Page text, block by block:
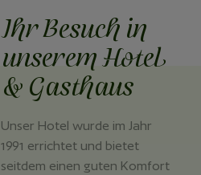
Ihr Besuch in
unserem Hotel
& Gasthaus
Unser Hotel wurde im Jahr
1991 errichtet und bietet
seitdem einen guten Komfort